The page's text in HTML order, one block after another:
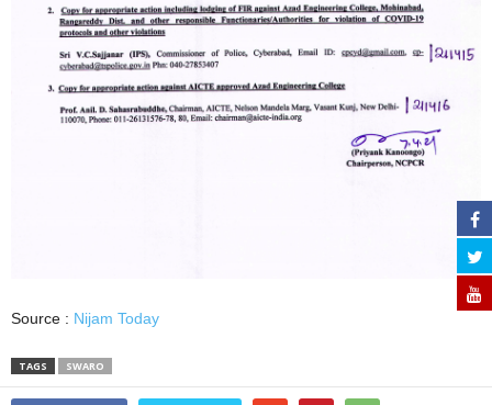
Source : Nijam Today
TAGS SWARO